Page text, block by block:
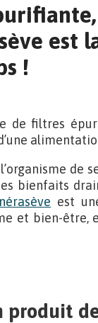
est
!
de filtres
de
bienfaits
est
et bien-être,
produit